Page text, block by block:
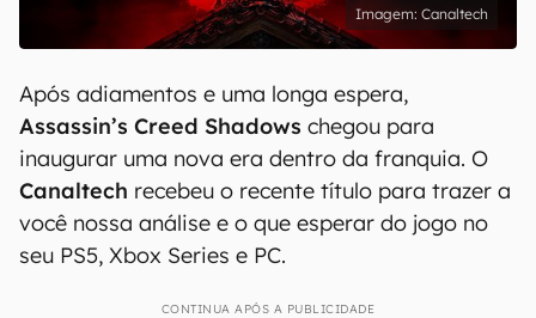
Canaltech
Após adiamentos e uma longa espera,
Assassin’s Creed Shadows chegou para
inaugurar uma nova era dentro da franquia. O
Canaltech recebeu o recente título para trazer a
você nossa análise e o que esperar do jogo no
seu PS5, Xbox Series e PC.
CONTINUA APÓS A PUBLICIDADE